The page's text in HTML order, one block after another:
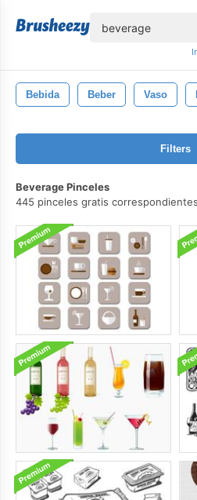
Bebida Beber Vaso
Filters
Beverage Pinceles
445 pinceles gratis correspondientes